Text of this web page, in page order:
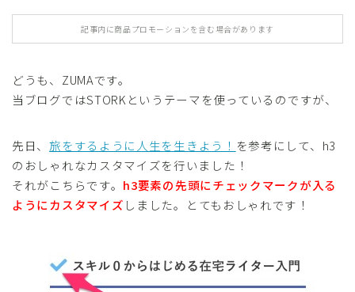
記事内に商品プロモーションを含む場合があります
どうも、ZUMAです。
当ブログではSTORKというテーマを使っているのですが、
先日、旅をするように人生を生きよう！ を参考にして、h3
のおしゃれなカスタマイズを行いました！
それがこちらです。 h3要素の先頭にチェックマークが入る
ようにカスタマイズ しました。とてもおしゃれです！